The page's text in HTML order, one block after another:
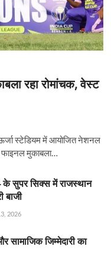
रहा रोमांचक, वेस्ट
ऊर्जा स्टेडियम में आयोजित नेशनल
मुकाबला…
सुपर सिक्स में राजस्थान
बाजी
2026
जिम्मेदारी का